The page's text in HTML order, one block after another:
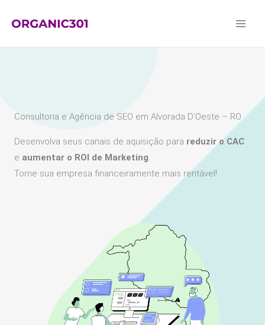
para
Consultoria e Agência de SEO em Alvorada D’Oeste – RO
Desenvolva seus canais de aquisição para reduzir o CAC
e aumentar o ROI de Marketing.
Torne sua empresa financeiramente mais rentável!